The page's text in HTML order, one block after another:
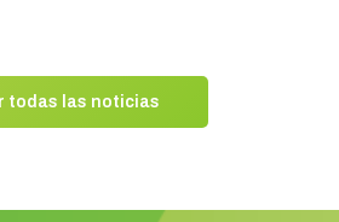
todas las noticias